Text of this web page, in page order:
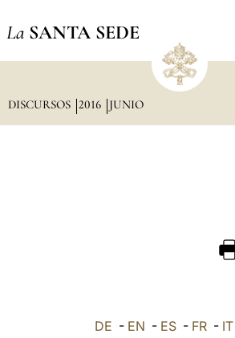
La SANTA SEDE
DISCURSOS 2016 JUNIO
DE - EN - ES - FR - IT